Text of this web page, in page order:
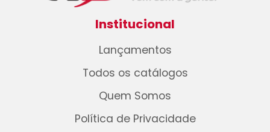
Institucional
Lançamentos
Todos os catálogos
Quem Somos
Política de Privacidade